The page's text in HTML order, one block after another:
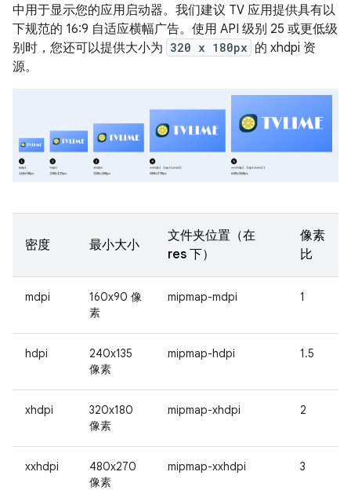
中用于显示您的应用启动器。我们建议 TV 应用提供具有以
下规范的 16:9 自适应横幅广告。使用 API 级别 25 或更低级
别时，您还可以提供大小为 320 x 180px 的 xhdpi 资
源。
密度 最小大小
文件夹位置（在
res 下）
像素
比
mdpi
160x90 像
素
mipmap-mdpi 1
hdpi
240x135
像素
mipmap-hdpi 1.5
xhdpi
320x180
像素
mipmap-xhdpi 2
xxhdpi
480x270
像素
mipmap-xxhdpi 3